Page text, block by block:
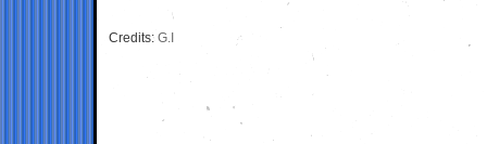
Credits: G.I